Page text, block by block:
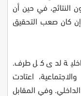
النتائج، في حين أن
كان صعب التحقيق
لدى كل طرف.
اعتادت
وفي المقابل